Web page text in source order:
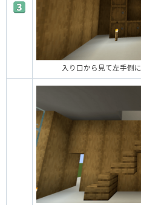
入り口から見て左手側に